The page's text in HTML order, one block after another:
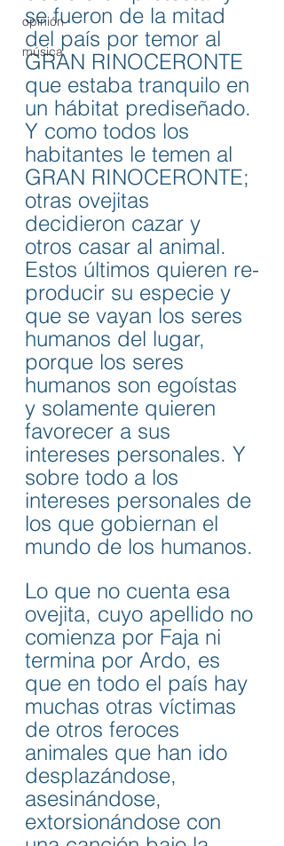
opinión
música
se fueron de la mitad
del país por temor al
GRAN RINOCERONTE
que estaba tranquilo en
un hábitat prediseñado.
Y como todos los
habitantes le temen al
GRAN RINOCERONTE;
otras ovejitas
decidieron cazar y
otros casar al animal.
Estos últimos quieren re-
producir su especie y
que se vayan los seres
humanos del lugar,
porque los seres
humanos son egoístas
y solamente quieren
favorecer a sus
intereses personales. Y
sobre todo a los
intereses personales de
los que gobiernan el
mundo de los humanos.
Lo que no cuenta esa
ovejita, cuyo apellido no
comienza por Faja ni
termina por Ardo, es
que en todo el país hay
muchas otras víctimas
de otros feroces
animales que han ido
desplazándose,
asesinándose,
extorsionándose con